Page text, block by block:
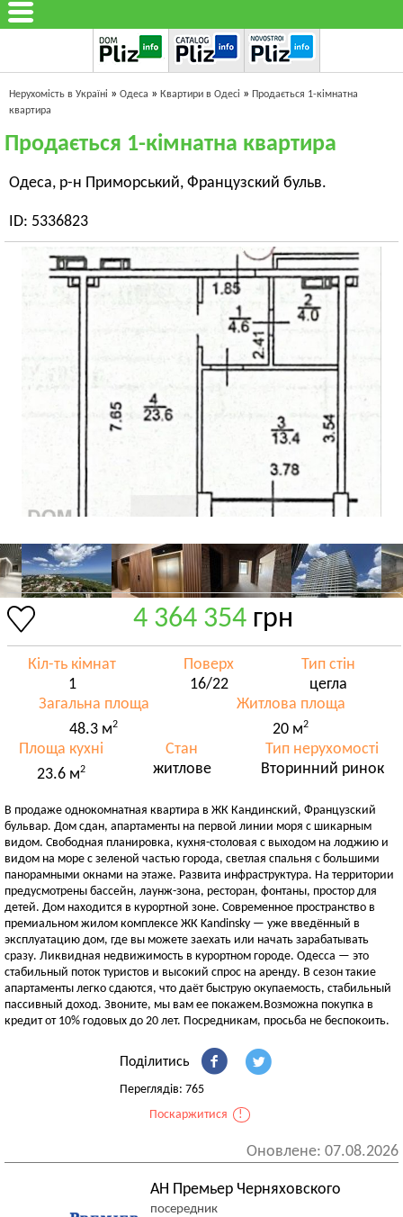
Нерухомість в Україні » Одеса » Квартири в Одесі » Продається 1-кімнатна
квартира
Продається 1-кімнатна квартира
Одеса, р-н Приморський, Французский бульв.
ID: 5336823
4 364 354 грн
Кіл-ть кімнат
1
Поверх
16/22
Тип стін
цегла
Загальна площа
48.3 м2
Житлова площа
20 м2
Площа кухні
23.6 м2
Стан
житлове
Тип нерухомості
Вторинний ринок
В продаже однокомнатная квартира в ЖК Кандинский, Французский
бульвар. Дом сдан, апартаменты на первой линии моря с шикарным
видом. Свободная планировка, кухня-столовая с выходом на лоджию и
видом на море с зеленой частью города, светлая спальня с большими
панорамными окнами на этаже. Развита инфраструктура. На территории
предусмотрены бассейн, лаунж-зона, ресторан, фонтаны, простор для
детей. Дом находится в курортной зоне. Современное пространство в
премиальном жилом комплексе ЖК Kandinsky — уже введённый в
эксплуатацию дом, где вы можете заехать или начать зарабатывать
сразу. Ликвидная недвижимость в курортном городе. Одесса — это
стабильный поток туристов и высокий спрос на аренду. В сезон такие
апартаменты легко сдаются, что даёт быструю окупаемость, стабильный
пассивный доход. Звоните, мы вам ее покажем.Возможна покупка в
кредит от 10% годовых до 20 лет. Посредникам, просьба не беспокоить.
Поділитись
Переглядів: 765
Поскаржитися
!
Оновлене: 07.08.2026
АН Премьер Черняховского
посередник